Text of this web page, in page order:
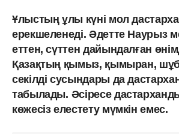
Ұлыстың ұлы күні мол
ерекшеленеді. Әдетте Наурыз
еттен, сүттен дайындалған
Қазақтың қымыз, қымыран,
секілді сусындары да
табылады. Әсіресе
көжесіз елестету мүмкін емес.